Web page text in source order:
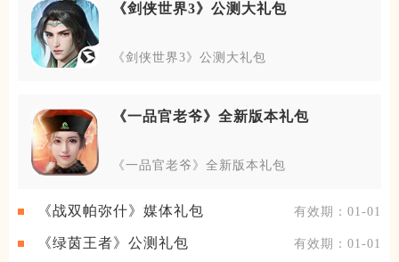
《剑侠世界3》公测大礼包
《剑侠世界3》公测大礼包
《一品官老爷》全新版本礼包
《一品官老爷》全新版本礼包
《战双帕弥什》媒体礼包 有效期：01-01
《绿茵王者》公测礼包 有效期：01-01